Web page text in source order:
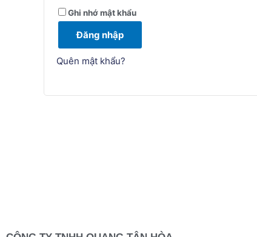
Ghi nhớ mật khẩu
Đăng nhập
Quên mật khẩu?